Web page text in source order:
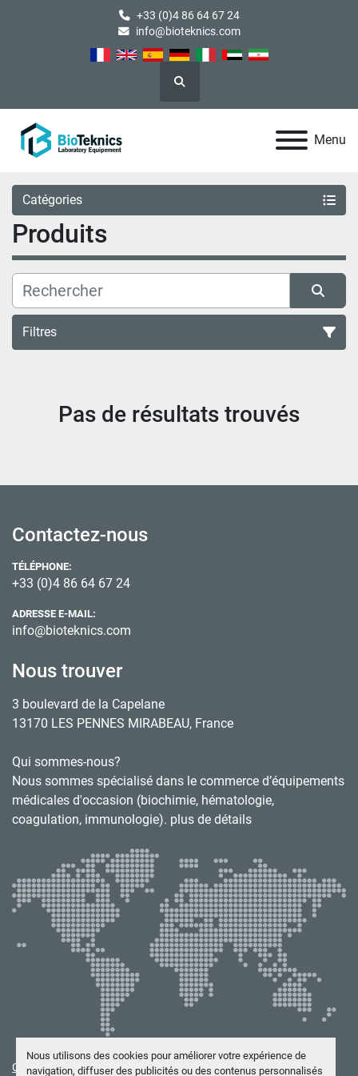
Nous utilisons des cookies pour améliorer votre expérience de
navigation, diffuser des publicités ou des contenus personnalisés
+33 (0)4 86 64 67 24
info@bioteknics.com
Rechercher
Menu
Catégories
Produits
Filtres
Pas de résultats trouvés
Contactez-nous
TÉLÉPHONE:
+33 (0)4 86 64 67 24
ADRESSE E-MAIL:
info@bioteknics.com
Nous trouver
3 boulevard de la Capelane
13170 LES PENNES MIRABEAU, France
Qui sommes-nous?
Nous sommes spécialisé dans le commerce d’équipements
médicales d'occasion (biochimie, hématologie,
coagulation, immunologie). plus de détails
Gérez les cookies